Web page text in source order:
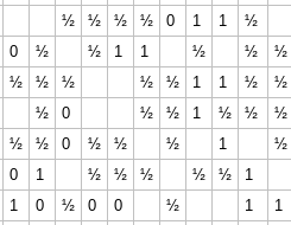
½ ½ ½ ½ 0 1 1
½
0 ½ ½ 1 1 ½ ½
½
½ ½ ½ ½ ½ 1 1 ½
½
½ 0 ½ ½ 1 ½ ½
½
½ ½ 0 ½ ½ ½ 1
½
0 1 ½ ½ ½ ½ ½
1
1 0 ½ 0 0 ½ 1
1